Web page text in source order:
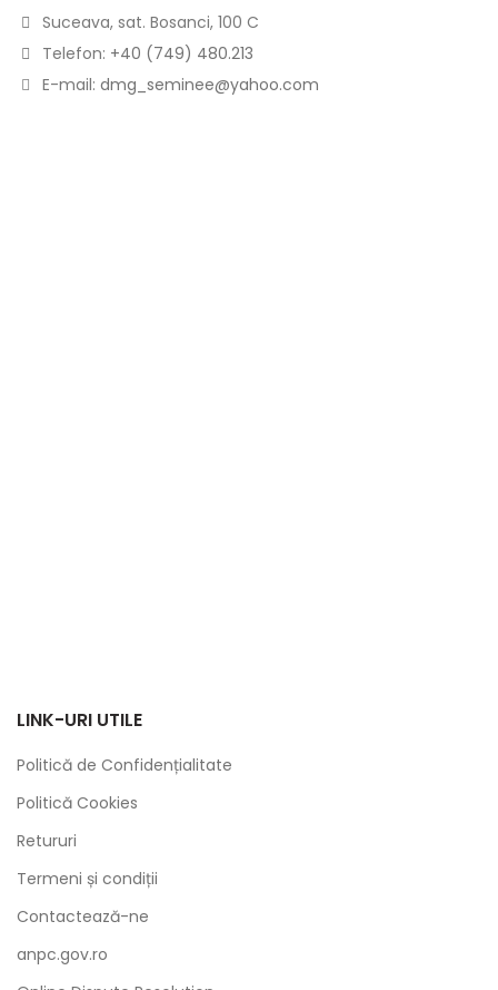
Suceava, sat. Bosanci, 100 C
Telefon: +40 (749) 480.213
E-mail: dmg_seminee@yahoo.com
LINK-URI UTILE
Politică de Confidențialitate
Politică Cookies
Retururi
Termeni și condiții
Contactează-ne
anpc.gov.ro